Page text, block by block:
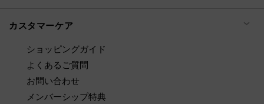
カスタマーケア
ショッピングガイド
よくあるご質問
お問い合わせ
メンバーシップ特典